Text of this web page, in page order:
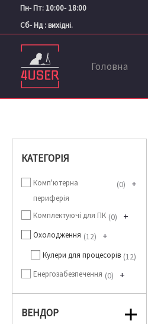
ПерейтиПн- Пт: 10:00- 18:00
Сб- Нд : вихідні.
Головна
КАТЕГОРІЯ
Комп'ютерна
периферія
+
0
Комплектуючі для ПК +
0
Охолодження +
12
Кулери для процесорів 12
Енергозабезпечення +
0
ВЕНДОР